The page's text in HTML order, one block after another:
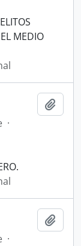
MEDIO
·
·